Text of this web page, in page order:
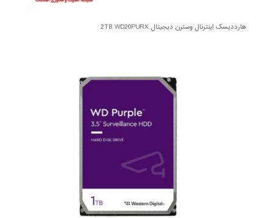
هارددیسک اینترنال وسترن دیجیتال 2TB WD20PURX